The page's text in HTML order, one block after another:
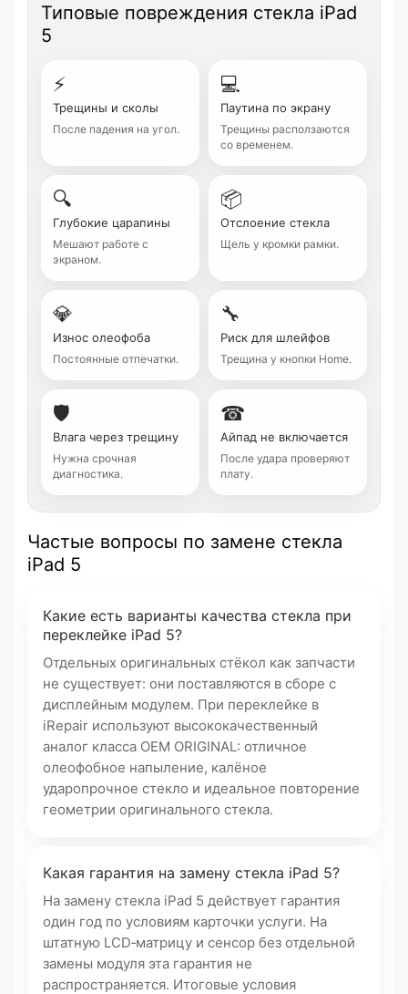
Типовые повреждения стекла iPad
5
⚡
Трещины и сколы
После падения на угол.
💻
Паутина по экрану
Трещины расползаются
со временем.
🔍
Глубокие царапины
Мешают работе с
экраном.
📦
Отслоение стекла
Щель у кромки рамки.
💎
Износ олеофоба
Постоянные отпечатки.
🔧
Риск для шлейфов
Трещина у кнопки Home.
🛡
Влага через трещину
Нужна срочная
диагностика.
☎
Айпад не включается
После удара проверяют
плату.
Частые вопросы по замене стекла
iPad 5
Какие есть варианты качества стекла при
переклейке iPad 5?
Отдельных оригинальных стёкол как запчасти
не существует: они поставляются в сборе с
дисплейным модулем. При переклейке в
iRepair используют высококачественный
аналог класса OEM ORIGINAL: отличное
олеофобное напыление, калёное
ударопрочное стекло и идеальное повторение
геометрии оригинального стекла.
Какая гарантия на замену стекла iPad 5?
На замену стекла iPad 5 действует гарантия
один год по условиям карточки услуги. На
штатную LCD‑матрицу и сенсор без отдельной
замены модуля эта гарантия не
распространяется. Итоговые условия